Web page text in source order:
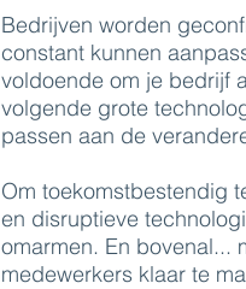
Bedrijven worden
constant kunnen
voldoende om je bedrijf
volgende grote
passen aan de
Om toekomstbestendig
en disruptieve
omarmen. En bovenal...
medewerkers klaar te